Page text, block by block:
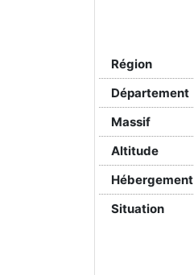
Région
Département
Massif
Altitude
Hébergement
Situation